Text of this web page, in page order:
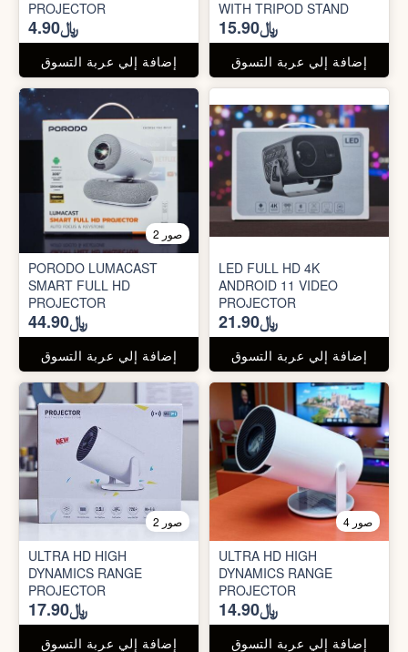
PROJECTOR
﷼4.90
إضافة إلي عربة التسوق
WITH TRIPOD STAND
﷼15.90
إضافة إلي عربة التسوق
2 صور
PORODO LUMACAST
SMART FULL HD
PROJECTOR
﷼44.90
إضافة إلي عربة التسوق
LED FULL HD 4K
ANDROID 11 VIDEO
PROJECTOR
﷼21.90
إضافة إلي عربة التسوق
2 صور
ULTRA HD HIGH
DYNAMICS RANGE
PROJECTOR
﷼17.90
إضافة إلي عربة التسوق
4 صور
ULTRA HD HIGH
DYNAMICS RANGE
PROJECTOR
﷼14.90
إضافة إلي عربة التسوق